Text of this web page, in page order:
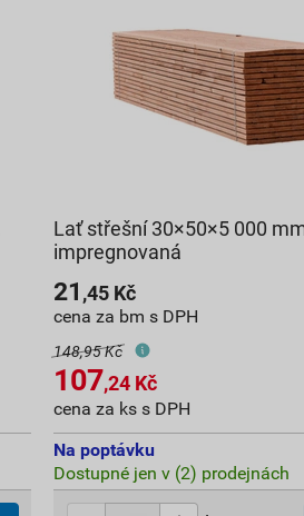
Lať střešní 30×50×5 000
impregnovaná
21 ,45 Kč
cena za bm s DPH
148,95 Kč
107,24 Kč
cena za ks s DPH
Na poptávku
Dostupné jen v (2) prodejnách